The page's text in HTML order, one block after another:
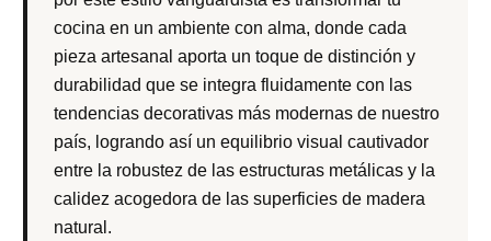
cocina en un ambiente con alma, donde cada
pieza artesanal aporta un toque de distinción y
durabilidad que se integra fluidamente con las
tendencias decorativas más modernas de nuestro
país, logrando así un equilibrio visual cautivador
entre la robustez de las estructuras metálicas y la
calidez acogedora de las superficies de madera
natural.